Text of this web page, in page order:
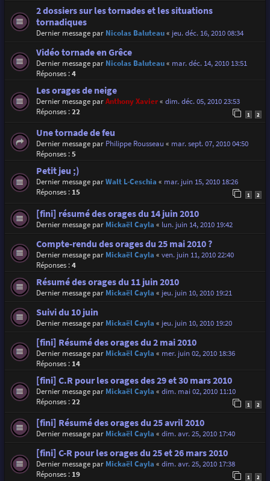
2 dossiers sur les tornades et les situations
tornadiques
Dernier message par Nicolas Baluteau« jeu. déc. 16, 2010 08:34
Vidéo tornade en Grêce
Dernier message par Nicolas Baluteau« mar. déc. 14, 2010 13:51
Réponses :4
Les orages de neige
Dernier message parAnthony Xavier« dim. déc. 05, 2010 23:53
Réponses :22 1 2
Une tornade de feu
Dernier message par Philippe Rousseau « mar. sept. 07, 2010 04:50
Réponses :5
Petit jeu ;)
Dernier message parWalt L-Ceschia « mar. juin 15, 2010 18:26
Réponses : 15 1 2
[fini] résumé des orages du 14 juin 2010
Dernier message par Mickaël Cayla « lun. juin 14, 2010 19:42
Compte-rendu des orages du 25 mai 2010 ?
Dernier message par Mickaël Cayla « ven. juin 11, 2010 22:40
Réponses :4
Résumé des orages du 11 juin 2010
Dernier message par Mickaël Cayla « jeu. juin 10, 2010 19:21
Suivi du 10 juin
Dernier message par Mickaël Cayla « jeu. juin 10, 2010 19:20
[fini] Résumé des orages du 2 mai 2010
Dernier message par Mickaël Cayla « mer. juin 02, 2010 18:36
Réponses : 14
[fini] C.R pour les orages des 29 et 30 mars 2010
Dernier message par Mickaël Cayla « dim. mai 02, 2010 11:10
Réponses :22 1 2
[fini] Résumé des orages du 25 avril 2010
Dernier message par Mickaël Cayla « dim. avr. 25, 2010 17:40
[fini] C-R pour les orages du 25 et 26 mars 2010
Dernier message par Mickaël Cayla « dim. avr. 25, 2010 17:38
Réponses : 19 1 2